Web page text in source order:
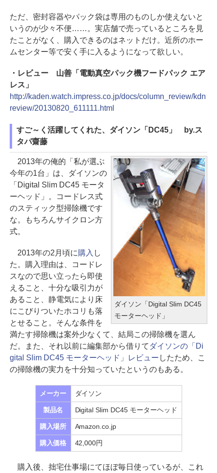
ただ、密封容器やパック袋は専用のものしか使えないと
いうのが少々不便……。実店舗で売っているところを見
たことがなく、購入できるのはネットだけ。近所のホー
ムセンター等で安く手に入るようになって欲しい。
・レビュー 山善「電動真空パック機フードパック エア
レス」
http://kaden.watch.impress.co.jp/docs/column_review/kdn
review/20130820_611111.html
すご～く活躍してくれた、ダイソン「DC45」 by.ス
タパ齋藤
ダイソン「Digital Slim DC45
モーターヘッド」
2013年の俺的「私が選ぶ
今年の1台」は、ダイソンの
「Digital Slim DC45 モータ
ーヘッド」。コードレス式
のスティック型掃除機です
な。もちろんサイクロン方
式。
2013年の2月頃に購入 し
た。購入理由は、コードレ
スなので思い立ったら即使
えること、十分な吸引力が
あること、静電気により床
にこびりついたホコリも落
とせること。そんな条件を
満たす掃除機は案外少なくて、結局この掃除機を選ん
だ。また、それ以前に編集部から借りて ダイソンの「Di
gital Slim DC45 モーターヘッド」レビュー したため、こ
の掃除機の実力を十分知っていたというのもある。
メーカー ダイソン
製品名 Digital Slim DC45 モーターヘッド
購入場所 Amazon.co.jp
購入価格 42,000円
購入後、拙宅仕事場にてほぼ毎日使っているが、これ